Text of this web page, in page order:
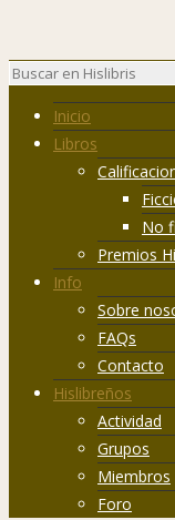
Inicio
Libros
No
Premios
Info
Sobre
FAQs
Contacto
Hislibreños
Actividad
Grupos
Miembros
Foro